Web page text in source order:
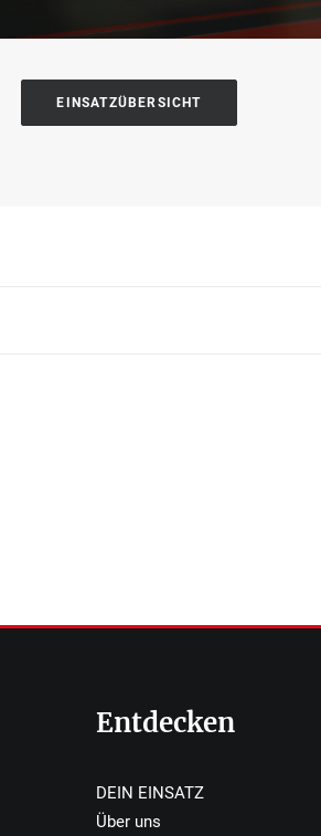
EINSATZÜBERSICHT
Entdecken
DEIN EINSATZ
Über uns